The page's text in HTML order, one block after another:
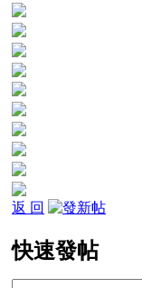
返 回
快速發帖